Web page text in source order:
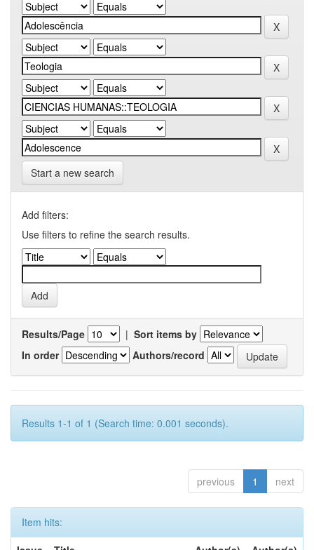
Start a new search
Add filters:
Use filters to refine the search results.
Results/Page | Sort items by
In order
Authors/record
Results 1-1 of 1 (Search time: 0.001 seconds).
previous 1 next
Item hits: